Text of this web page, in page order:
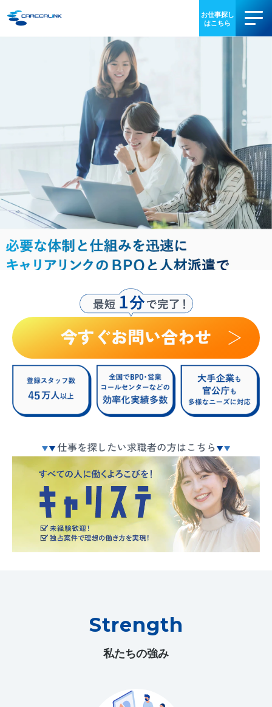
IR情報
採用情報
03-3340-5077
Strength
私たちの強み